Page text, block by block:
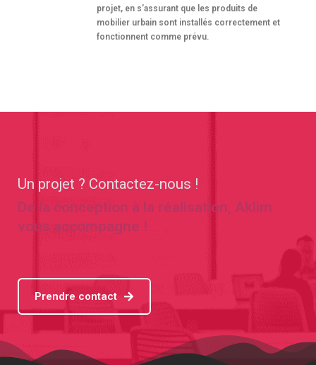
projet, en s'assurant que les produits de
mobilier urbain sont installés correctement et
fonctionnent comme prévu.
Un projet ? Contactez-nous !
De la conception à la réalisation, Aklim
vous accompagne !
Prendre contact